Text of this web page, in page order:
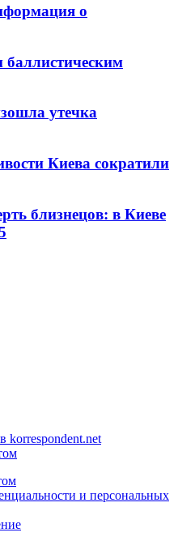
о
утечка
Киева сократили
близнецов: в Киеве
korrespondent.net
и персональных